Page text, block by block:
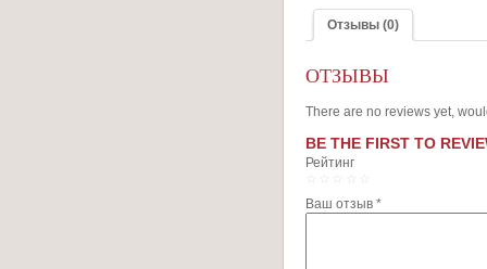
Отзывы (0)
ОТЗЫВЫ
There are no reviews yet,
BE THE FIRST TO
Рейтинг
Ваш отзыв *